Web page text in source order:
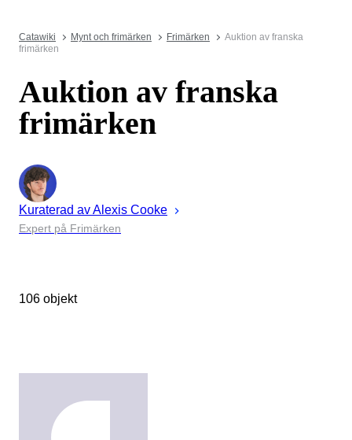
Catawiki Mynt och frimärken Frimärken
Auktion av franska
frimärken
Auktion av franska
frimärken
Kuraterad avAlexis Cooke
Expert på Frimärken
106 objekt